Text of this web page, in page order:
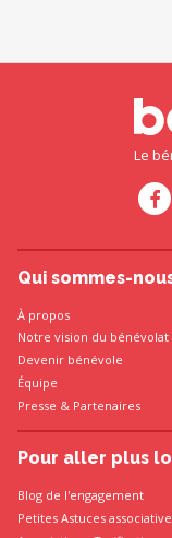
Le
Qui sommes-
À propos
Notre vision du bénévolat
Devenir bénévole
Équipe
Presse & Partenaires
Pour aller plus
Blog de l'engagement
Petites Astuces